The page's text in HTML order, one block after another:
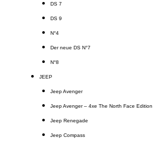
DS 7
DS 9
N°4
Der neue DS N°7
N°8
JEEP
Jeep Avenger
Jeep Avenger – 4xe The North Face Edition
Jeep Renegade
Jeep Compass